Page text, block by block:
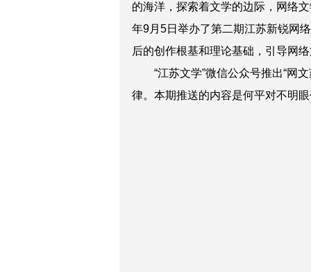
的海洋，探索着文学的边际，网络
年9月5日举办了第二期江苏新锐网
后的创作根基和理论基础，引导网
“江苏文学”微信公众号推出“网
律。本期推送的内容是何平对不明